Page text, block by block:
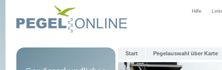
Hilfe
Start Pegelauswahl über Karte